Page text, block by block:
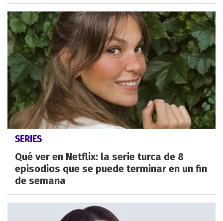
SERIES
Qué ver en Netflix: la serie turca de 8
episodios que se puede terminar en un fin
de semana